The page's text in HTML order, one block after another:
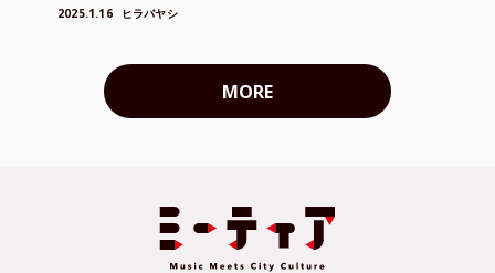
2025.1.16 ヒラバヤシ
MORE